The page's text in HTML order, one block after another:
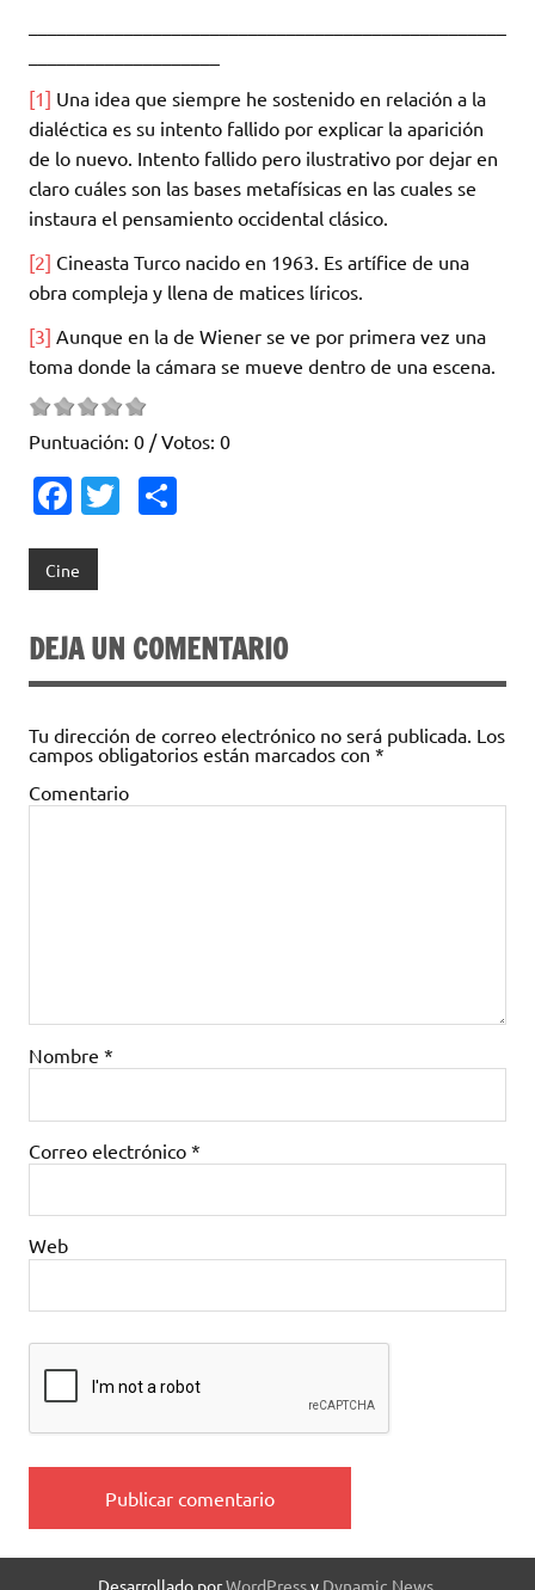
[1] Una idea que siempre he sostenido en relación a la
dialéctica es su intento fallido por explicar la aparición
de lo nuevo. Intento fallido pero ilustrativo por dejar en
claro cuáles son las bases metafísicas en las cuales se
instaura el pensamiento occidental clásico.
[2] Cineasta Turco nacido en 1963. Es artífice de una
obra compleja y llena de matices líricos.
[3] Aunque en la de Wiener se ve por primera vez una
toma donde la cámara se mueve dentro de una escena.
Puntuación: 0 / Votos: 0
Fa
e
o
o
k
T
r
ar
ti
r
Cine
DEJA UN COMENTARIO
Tu dirección de correo electrónico no será publicada. Los
campos obligatorios están marcados con *
Comentario
Nombre *
Correo electrónico *
Web
Desarrollado porWordPressy Dynamic News